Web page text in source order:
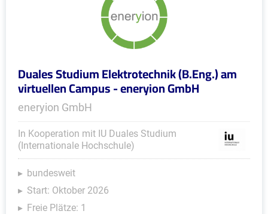
Duales Studium Elektrotechnik (B.Eng.) am
virtuellen Campus - eneryion GmbH
eneryion GmbH
In Kooperation mit IU Duales Studium
(Internationale Hochschule)
bundesweit
Start: Oktober 2026
Freie Plätze: 1